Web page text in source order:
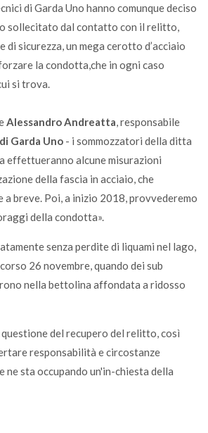
di Garda Uno hanno comunque deciso
sollecitato dal contatto con il relitto,
sicurezza, un mega cerotto d’acciaio
la condotta,che in ogni caso
si trova.
Alessandro Andreatta, responsabile
Garda Uno - i sommozzatori della ditta
effettueranno alcune misurazioni
della fascia in acciaio, che
a breve. Poi, a inizio 2018, provvederemo
della condotta».
senza perdite di liquami nel lago,
26 novembre, quando dei sub
nella bettolina affondata a ridosso
del recupero del relitto, così
responsabilità e circostanze
ne sta occupando un'in-chiesta della